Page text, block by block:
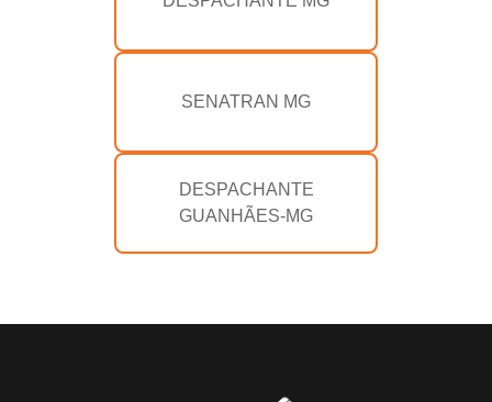
SENATRAN MG
DESPACHANTE
GUANHÃES-MG